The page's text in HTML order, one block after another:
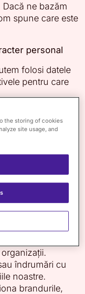
ne bazăm
spune care este
personal
folosi datele
pentru care
de a satisface
ne dezvolta
activități de
clienții noștri
îndrumări cu
noastre.
brandurile,
the storing of cookies
site usage, and